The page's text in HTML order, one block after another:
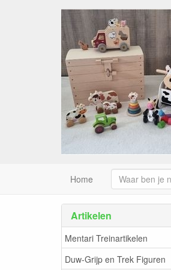
Home
Artikelen
Mentari Treinartikelen
Duw-Grijp en Trek Figuren